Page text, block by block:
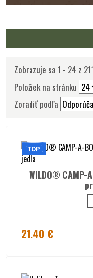
Zobrazuje sa 1 - 24 z
Položiek na stránku
Zoradiť podľa
TOP
WILDO® CAMP-
21.40 €